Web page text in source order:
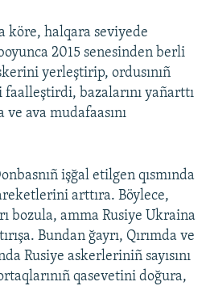
köre, halqara seviyede
2015 senesinden berli
yerleştirip, ordusınıñ
faalleştirdi, bazalarını yañarttı
ava mudafaasını
işğal etilgen qısmında
arttıra. Böylece,
bozula, amma Rusiye Ukraina
Bundan ğayrı, Qırımda ve
Rusiye askerleriniñ sayısını
qasevetini doğura,